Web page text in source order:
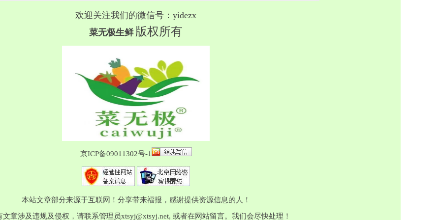
欢迎关注我们的微信号：yidezx
菜无极生鲜 版权所有
京ICP备09011302号-1
本站文章部分来源于互联网！分享带来福报，感谢提供资源信息的人！
文章涉及违规及侵权，请联系管理员xtsyj@xtsyj.net, 或者在网站留言。我们会尽快处理！